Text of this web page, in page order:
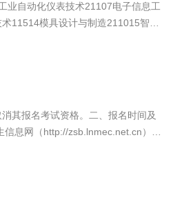
业自动化仪表技术21107电子信息工
11514模具设计与制造211015智能
其报名考试资格。二、报名时间及
息网（http://zsb.lnmec.net.cn），